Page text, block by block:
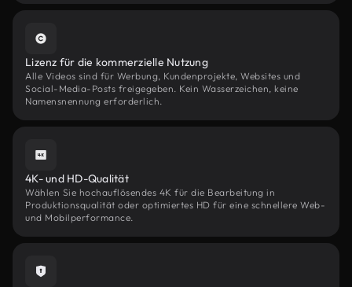
Lizenz für die kommerzielle Nutzung
Alle Videos sind für Werbung, Kundenprojekte, Websites und
Social-Media-Posts freigegeben. Kein Wasserzeichen, keine
Namensnennung erforderlich.
4K- und HD-Qualität
Wählen Sie hochauflösendes 4K für die Bearbeitung in
Produktionsqualität oder optimiertes HD für eine schnellere Web-
und Mobilperformance.